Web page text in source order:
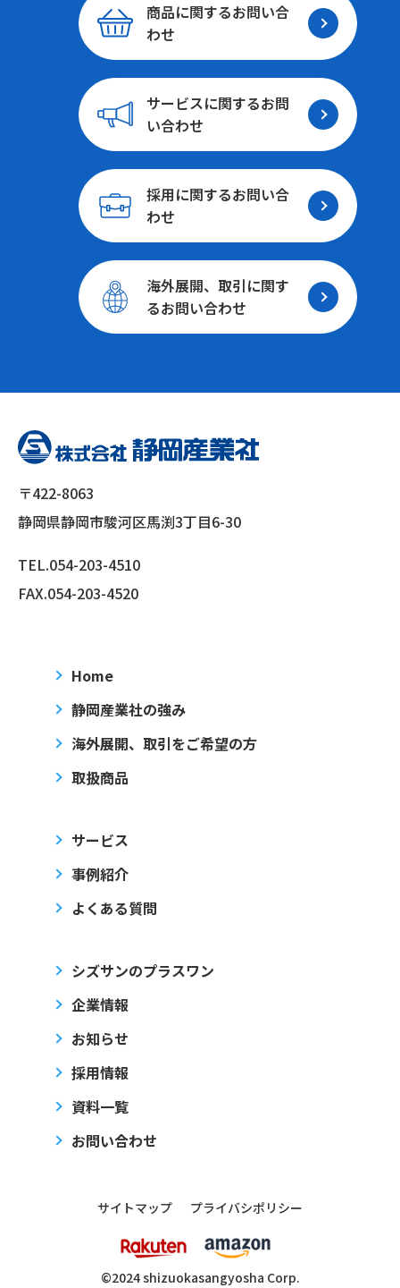
商品に関するお問い合
わせ
サービスに関するお問
い合わせ
採用に関するお問い合
わせ
海外展開、取引に関す
るお問い合わせ
〒422-8063
静岡県静岡市駿河区馬渕3丁目6-30
TEL.054-203-4510
FAX.054-203-4520
Home
静岡産業社の強み
海外展開、取引をご希望の方
取扱商品
サービス
事例紹介
よくある質問
シズサンのプラスワン
企業情報
お知らせ
採用情報
資料一覧
お問い合わせ
サイトマップ プライバシポリシー
©2024 shizuokasangyosha Corp.